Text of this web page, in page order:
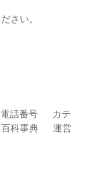
さい。
電話番号
カテ
百科事典
運営